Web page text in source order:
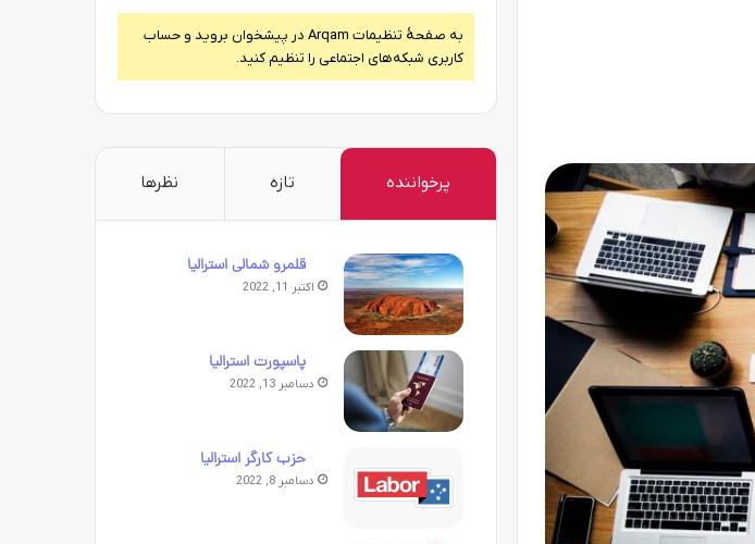
به صفحۀ تنظیمات Arqam در پیشخوان بروید و حساب
کاربری شبکه‌های اجتماعی را تنظیم کنید.
پرخواننده تازه نظرها
قلمرو شمالی استرالیا
اکتبر 11, 2022
پاسپورت استرالیا
دسامبر 13, 2022
حزب کارگر استرالیا
دسامبر 8, 2022